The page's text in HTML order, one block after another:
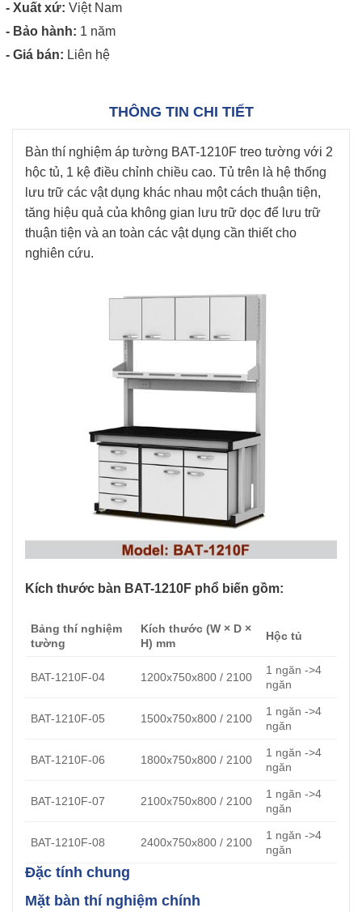
- Xuất xứ: Việt Nam
- Bảo hành: 1 năm
- Giá bán: Liên hệ
THÔNG TIN CHI TIẾT
Bàn thí nghiệm áp tường BAT-1210F treo tường với 2
hộc tủ, 1 kệ điều chỉnh chiều cao. Tủ trên là hệ thống
lưu trữ các vật dụng khác nhau một cách thuận tiện,
tăng hiệu quả của không gian lưu trữ dọc để lưu trữ
thuận tiện và an toàn các vật dụng cần thiết cho
nghiên cứu.
Kích thước bàn BAT-1210F phổ biến gồm:
Bảng thí nghiệm
tường
Kích thước (W × D ×
H) mm
Hộc tủ
BAT-1210F-04 1200x750x800 / 2100
1 ngăn ->4
ngăn
BAT-1210F-05 1500x750x800 / 2100
1 ngăn ->4
ngăn
BAT-1210F-06 1800x750x800 / 2100
1 ngăn ->4
ngăn
BAT-1210F-07 2100x750x800 / 2100
1 ngăn ->4
ngăn
BAT-1210F-08 2400x750x800 / 2100
1 ngăn ->4
ngăn
Đặc tính chung
Mặt bàn thí nghiệm chính